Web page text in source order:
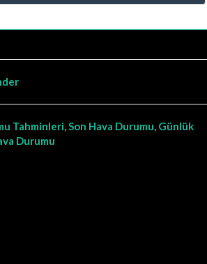
Tahminleri, Son Hava Durumu, Günlük
Durumu